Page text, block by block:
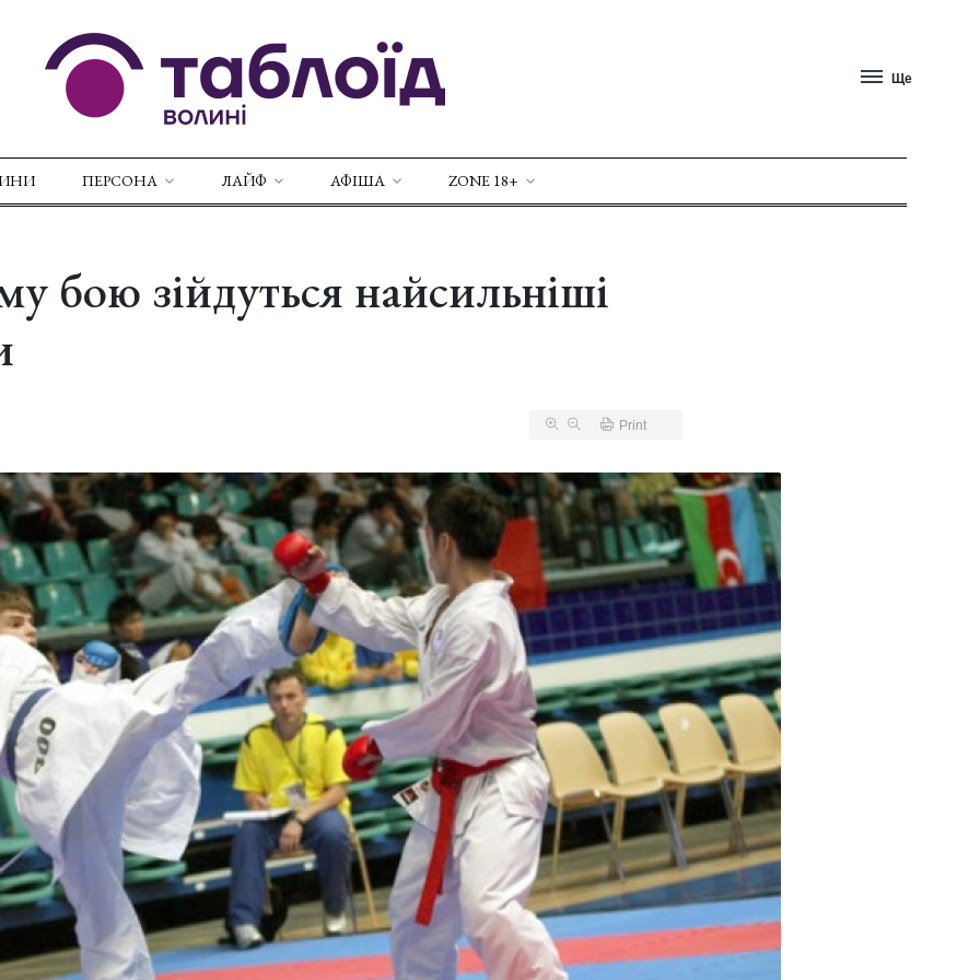
Ще
ПЕРСОНА ЛАЙФ АФІША ZONE 18+
бою зійдуться найсильніші
Print